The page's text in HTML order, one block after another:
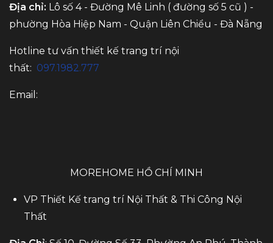
Địa chỉ: Lô số 4 - Đường Mê Linh ( đường số 5 cũ ) -
phường Hòa Hiệp Nam - Quận Liên Chiểu - Đà Nẵng
Hotline tư vấn thiết kế trang trí nội
thất: 097.1982.777
Email:
MOREHOME HỒ CHÍ MINH
VP Thiết Kế trang trí Nội Thất & Thi Công Nội
Thất